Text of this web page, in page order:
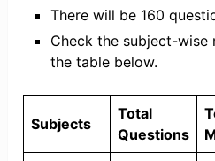
There will be 160
Check the subject-
the table below.
Subjects
Total
Questions